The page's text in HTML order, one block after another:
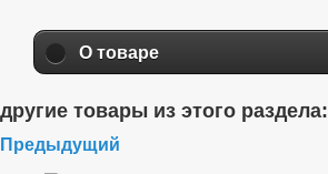
О товаре
другие товары из этого раздела:
Предыдущий